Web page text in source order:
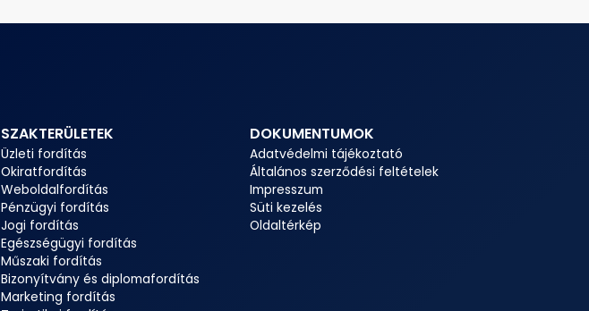
SZAKTERÜLETEK
Üzleti fordítás
Okiratfordítás
Weboldalfordítás
Pénzügyi fordítás
Jogi fordítás
Egészségügyi fordítás
Műszaki fordítás
Bizonyítvány és diplomafordítás
Marketing fordítás
DOKUMENTUMOK
Adatvédelmi tájékoztató
Általános szerződési feltételek
Impresszum
Süti kezelés
Oldaltérkép